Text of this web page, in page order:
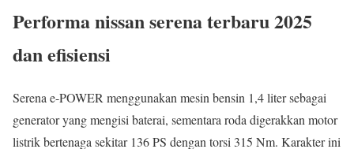
Performa nissan serena terbaru 2025
dan efisiensi
Serena e-POWER menggunakan mesin bensin 1,4 liter sebagai
generator yang mengisi baterai, sementara roda digerakkan motor
listrik bertenaga sekitar 136 PS dengan torsi 315 Nm. Karakter ini